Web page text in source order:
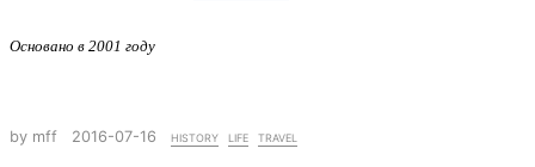
Основано в 2001 году
by mff 2016-07-16 history life travel